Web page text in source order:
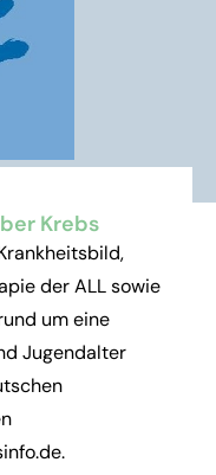
Krebs
der ALL sowie
um eine
Jugendalter